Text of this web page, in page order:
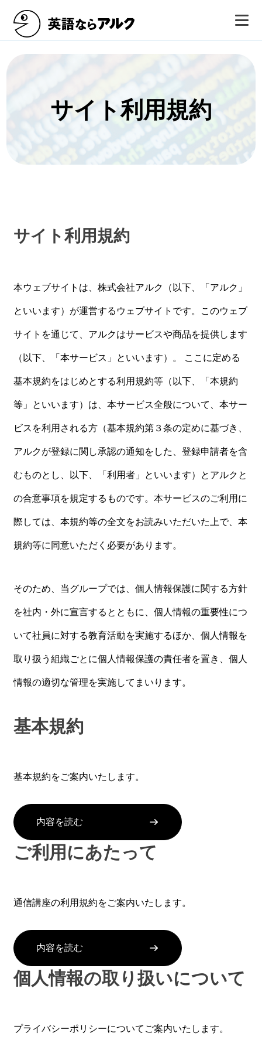
サイト利用規約
サイト利用規約
本ウェブサイトは、株式会社アルク（以下、「アルク」
といいます）が運営するウェブサイトです。このウェブ
サイトを通じて、アルクはサービスや商品を提供します
（以下、「本サービス」といいます）。 ここに定める
基本規約をはじめとする利用規約等（以下、「本規約
等」といいます）は、本サービス全般について、本サー
ビスを利用される方（基本規約第３条の定めに基づき、
アルクが登録に関し承認の通知をした、登録申請者を含
むものとし、以下、「利用者」といいます）とアルクと
の合意事項を規定するものです。本サービスのご利用に
際しては、本規約等の全文をお読みいただいた上で、本
規約等に同意いただく必要があります。
そのため、当グループでは、個人情報保護に関する方針
を社内・外に宣言するとともに、個人情報の重要性につ
いて社員に対する教育活動を実施するほか、個人情報を
取り扱う組織ごとに個人情報保護の責任者を置き、個人
情報の適切な管理を実施してまいります。
基本規約
基本規約をご案内いたします。
内容を読む
ご利用にあたって
通信講座の利用規約をご案内いたします。
内容を読む
個人情報の取り扱いについて
プライバシーポリシーについてご案内いたします。